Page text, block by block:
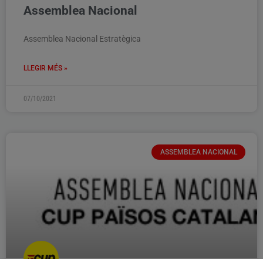
Assemblea Nacional
Assemblea Nacional Estratègica
LLEGIR MÉS »
07/10/2021
ASSEMBLEA NACIONAL